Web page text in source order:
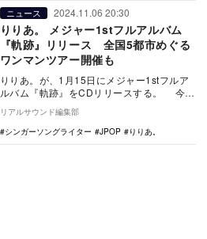
ニュース 2024.11.06 20:30
りりあ。 メジャー1stフルアルバム
『軌跡』リリース 全国5都市めぐる
ワンマンツアー開催も
りりあ。が、1月15日にメジャー1stフルア
ルバム『軌跡』をCDリリースする。 今作
には新曲を含む全17曲を収録。オリジナ
ル…
リアルサウンド編集部
シンガーソングライター
JPOP りりあ。